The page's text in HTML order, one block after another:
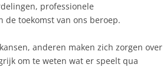
professionele
toekomst van ons beroep.
anderen maken zich zorgen over
om te weten wat er speelt qua